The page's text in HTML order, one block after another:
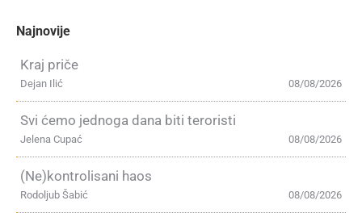
Najnovije
Kraj priče
08/08/2026
Dejan Ilić
Svi ćemo jednoga dana biti teroristi
08/08/2026
Jelena Cupać
(Ne)kontrolisani haos
08/08/2026
Rodoljub Šabić